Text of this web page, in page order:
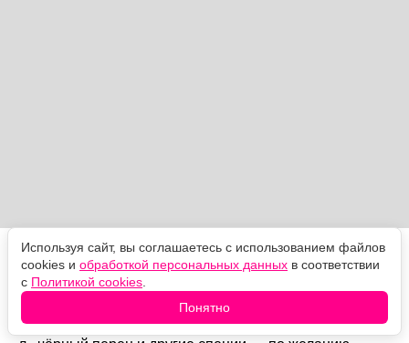
Ингредиенты
Куриный фарш — 400 г, кефир — 250 мл, яйцо — 1
шт., пшеничная мука — 3 ст. л. (около 60 г), соль — ½ ч.
Используя сайт, вы соглашаетесь с использованием файлов
cookies и обработкой персональных данных в соответствии
с Политикой cookies
Понятно